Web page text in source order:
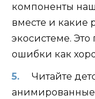
компоненты
вместе и какие
экосистеме.
ошибки как
Читайте